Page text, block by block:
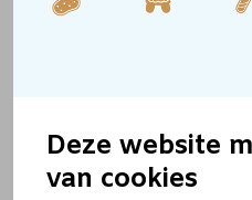
Deze website
van cookies